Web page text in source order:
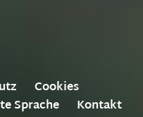
Cookies
Sprache Kontakt